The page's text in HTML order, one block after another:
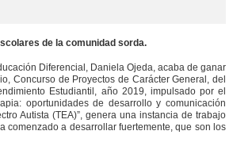
de la comunidad sorda.
Diferencial, Daniela Ojeda, acaba de ganar
Concurso de Proyectos de Carácter General, del
Estudiantil, año 2019, impulsado por el
oportunidades de desarrollo y comunicación
Autista (TEA)”, genera una instancia de trabajo
comenzado a desarrollar fuertemente, que son los